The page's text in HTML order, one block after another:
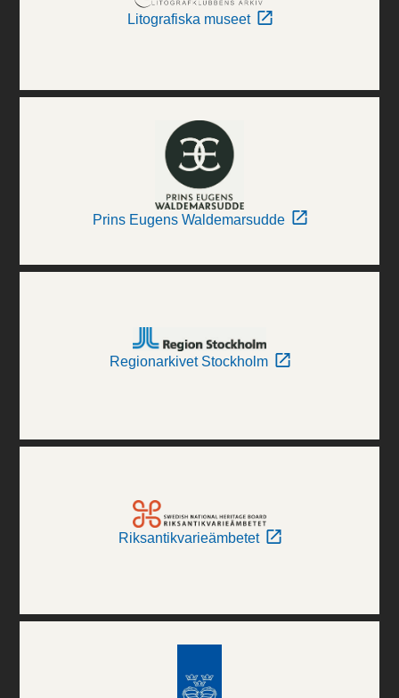
Litografiska museet
Prins Eugens Waldemarsudde
Regionarkivet Stockholm
Riksantikvarieämbetet